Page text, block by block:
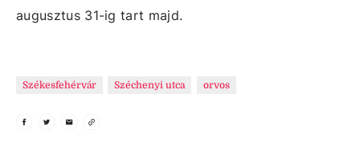
augusztus 31-ig tart majd.
Székesfehérvár Széchenyi utca orvos